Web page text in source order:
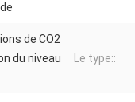
de CO2
du niveau
Le type::